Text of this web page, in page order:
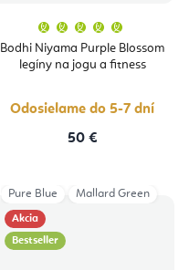
Bodhi Niyama Purple Blossom
legíny na jogu a fitness
produktu
je
5,0
Odosielame do 5-7 dní
50 €
Akcia
Bestseller
Pure Blue Mallard Green